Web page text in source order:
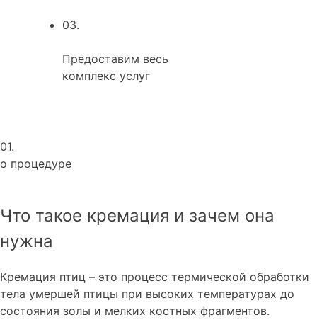
03.
Предоставим весь
комплекс услуг
01.
о процедуре
Что такое кремация и зачем она
нужна
Кремация птиц – это процесс термической обработки
тела умершей птицы при высоких температурах до
состояния золы и мелких костных фрагментов.